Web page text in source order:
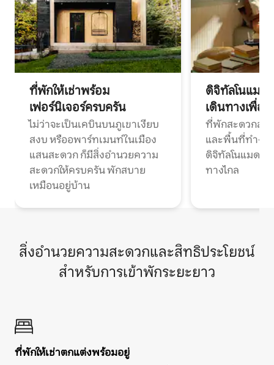
ที่พักให้เช่าพร้อม
เฟอร์นิเจอร์ครบครัน
ไม่ว่าจะเป็นเคบินบนภูเขาเงียบ
สงบ หรืออพาร์ทเมนท์ในเมือง
แสนสะดวก ก็มีสิ่งอำนวยความ
สะดวกให้ครบครัน พักสบาย
เหมือนอยู่บ้าน
ดิจิทัลโนแมด
เดินทางเพื่อ
ที่พักสะดวกสบ
และพื้นที่ทำงา
ดิจิทัลโนแมดแ
ทางไกล
สิ่งอำนวยความสะดวกและสิทธิประโยชน์
สำหรับการเข้าพักระยะยาว
ที่พักให้เช่าตกแต่งพร้อมอยู่